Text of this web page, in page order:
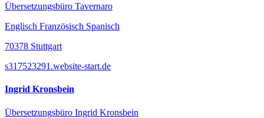
Übersetzungsbüro Tavernaro
Englisch Französisch Spanisch
70378 Stuttgart
s317523291.website-start.de
Ingrid Kronsbein
Übersetzungsbüro Ingrid Kronsbein